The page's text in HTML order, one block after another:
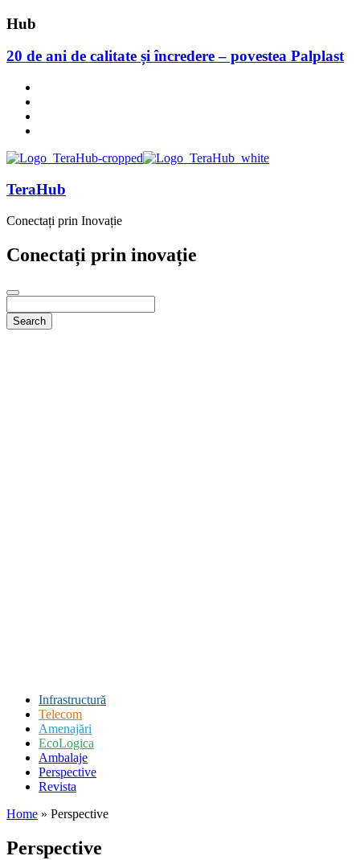
Hub
20 de ani de calitate și încredere – povestea Palplast
TeraHub
Conectați prin Inovație
Conectați prin inovație
Infrastructură
Telecom
Amenajări
EcoLogica
Ambalaje
Perspective
Revista
Home » Perspective
Perspective